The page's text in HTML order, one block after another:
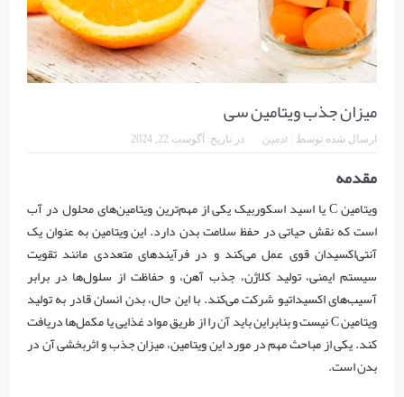
میزان جذب ویتامین سی
ارسال شده توسط : ادمین در تاریخ: آگوست 22, 2024
مقدمه
ویتامین C یا اسید اسکوربیک یکی از مهم‌ترین ویتامین‌های محلول در آب
است که نقش حیاتی در حفظ سلامت بدن دارد. این ویتامین به عنوان یک
آنتی‌اکسیدان قوی عمل می‌کند و در فرآیندهای متعددی مانند تقویت
سیستم ایمنی، تولید کلاژن، جذب آهن، و حفاظت از سلول‌ها در برابر
آسیب‌های اکسیداتیو شرکت می‌کند. با این حال، بدن انسان قادر به تولید
ویتامین C نیست و بنابراین باید آن را از طریق مواد غذایی یا مکمل‌ها دریافت
کند. یکی از مباحث مهم در مورد این ویتامین، میزان جذب و اثربخشی آن در
بدن است.